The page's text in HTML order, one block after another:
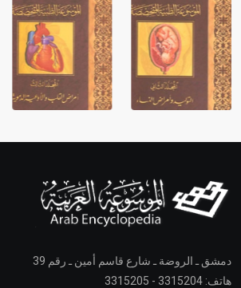
دمشق ـ الروضة ـ شارع قاسم أمين ـ رقم 39
هاتف: 3315204 - 3315205